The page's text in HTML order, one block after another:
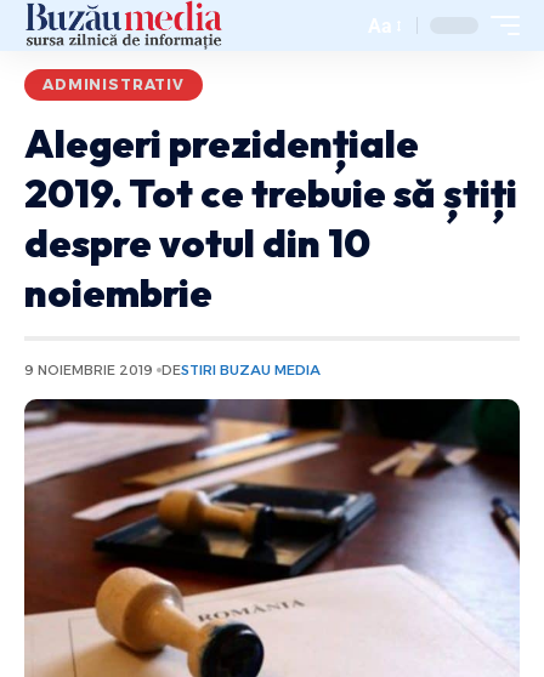
Aa
ADMINISTRATIV
Alegeri prezidențiale
2019. Tot ce trebuie să știți
despre votul din 10
noiembrie
9 NOIEMBRIE 2019 DESTIRI BUZAU MEDIA